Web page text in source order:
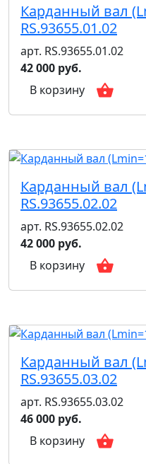
Карданный вал
RS.93655.01.02
арт. RS.93655.01.02
42 000 руб.
В корзину
Карданный вал
RS.93655.02.02
арт. RS.93655.02.02
42 000 руб.
В корзину
Карданный вал
RS.93655.03.02
арт. RS.93655.03.02
46 000 руб.
В корзину